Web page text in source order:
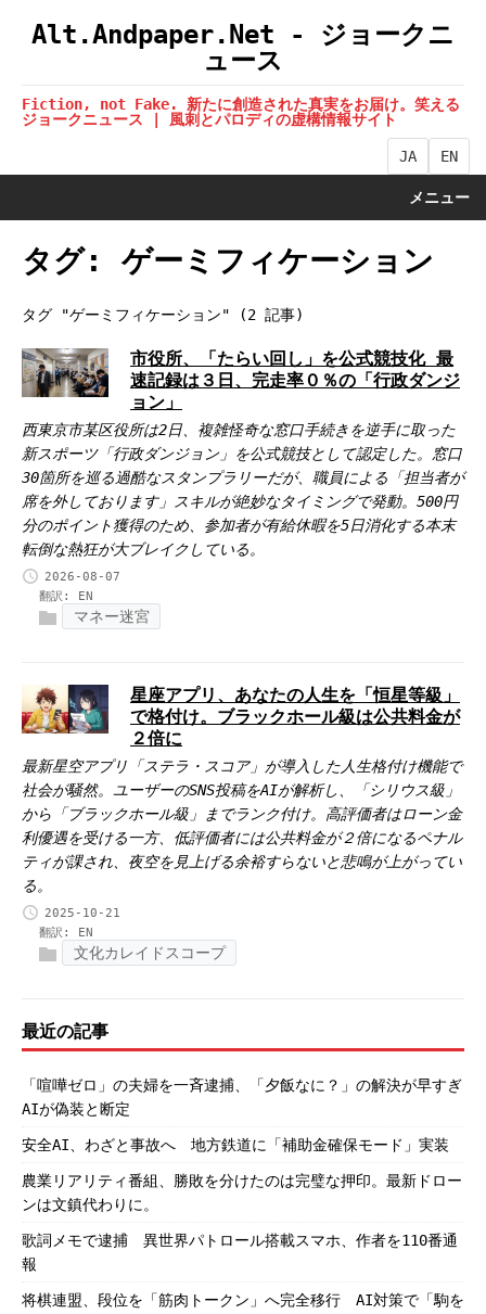
Alt.Andpaper.Net - ジョークニ
ュース
Fiction, not Fake. 新たに創造された真実をお届け。笑える
ジョークニュース | 風刺とパロディの虚構情報サイト
JA EN
メニュー
タグ: ゲーミフィケーション
タグ "ゲーミフィケーション" (2 記事)
市役所、「たらい回し」を公式競技化 最
速記録は３日、完走率０％の「行政ダンジ
ョン」
西東京市某区役所は2日、複雑怪奇な窓口手続きを逆手に取った
新スポーツ「行政ダンジョン」を公式競技として認定した。窓口
30箇所を巡る過酷なスタンプラリーだが、職員による「担当者が
席を外しております」スキルが絶妙なタイミングで発動。500円
分のポイント獲得のため、参加者が有給休暇を5日消化する本末
転倒な熱狂が大ブレイクしている。
2026-08-07
翻訳: EN
マネー迷宮
星座アプリ、あなたの人生を「恒星等級」
で格付け。ブラックホール級は公共料金が
２倍に
最新星空アプリ「ステラ・スコア」が導入した人生格付け機能で
社会が騒然。ユーザーのSNS投稿をAIが解析し、「シリウス級」
から「ブラックホール級」までランク付け。高評価者はローン金
利優遇を受ける一方、低評価者には公共料金が２倍になるペナル
ティが課され、夜空を見上げる余裕すらないと悲鳴が上がってい
る。
2025-10-21
翻訳: EN
文化カレイドスコープ
最近の記事
「喧嘩ゼロ」の夫婦を一斉逮捕、「夕飯なに？」の解決が早すぎ
AIが偽装と断定
安全AI、わざと事故へ 地方鉄道に「補助金確保モード」実装
農業リアリティ番組、勝敗を分けたのは完璧な押印。最新ドロー
ンは文鎮代わりに。
歌詞メモで逮捕 異世界パトロール搭載スマホ、作者を110番通
報
将棋連盟、段位を「筋肉トークン」へ完全移行 AI対策で「駒を